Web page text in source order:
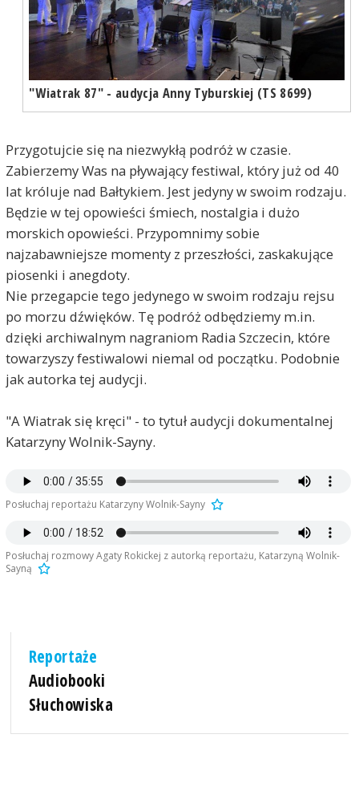
"Wiatrak 87" - audycja Anny Tyburskiej (TS 8699)
Przygotujcie się na niezwykłą podróż w czasie.
Zabierzemy Was na pływający festiwal, który już od 40
lat króluje nad Bałtykiem. Jest jedyny w swoim rodzaju.
Będzie w tej opowieści śmiech, nostalgia i dużo
morskich opowieści. Przypomnimy sobie
najzabawniejsze momenty z przeszłości, zaskakujące
piosenki i anegdoty.
Nie przegapcie tego jedynego w swoim rodzaju rejsu
po morzu dźwięków. Tę podróż odbędziemy m.in.
dzięki archiwalnym nagraniom Radia Szczecin, które
towarzyszy festiwalowi niemal od początku. Podobnie
jak autorka tej audycji.
"A Wiatrak się kręci" - to tytuł audycji dokumentalnej
Katarzyny Wolnik-Sayny.
Posłuchaj reportażu Katarzyny Wolnik-Sayny
Posłuchaj rozmowy Agaty Rokickej z autorką reportażu, Katarzyną Wolnik-
Sayną
Reportaże
Audiobooki
Słuchowiska